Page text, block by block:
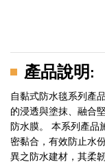
產品說明 :
自黏式防水毯系列產
的浸透與塗抹、融合
防水膜。 本系列產品
密黏合，有效防止水
異之防水建材，其柔